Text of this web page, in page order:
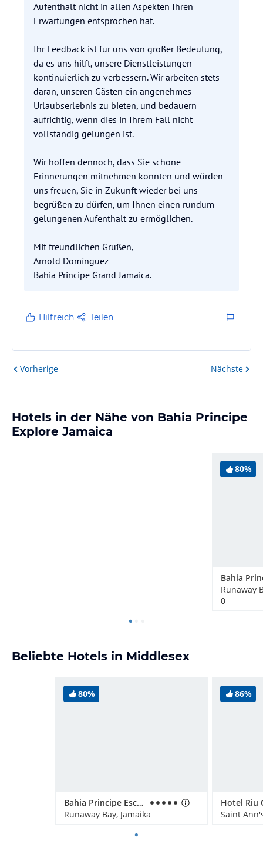
Aufenthalt nicht in allen Aspekten Ihren
Erwartungen entsprochen hat.
Ihr Feedback ist für uns von großer Bedeutung,
da es uns hilft, unsere Dienstleistungen
kontinuierlich zu verbessern. Wir arbeiten stets
daran, unseren Gästen ein angenehmes
Urlaubserlebnis zu bieten, und bedauern
aufrichtig, wenn dies in Ihrem Fall nicht
vollständig gelungen ist.
Wir hoffen dennoch, dass Sie schöne
Erinnerungen mitnehmen konnten und würden
uns freuen, Sie in Zukunft wieder bei uns
begrüßen zu dürfen, um Ihnen einen rundum
gelungenen Aufenthalt zu ermöglichen.
Mit freundlichen Grüßen,
Arnold Domínguez
Bahia Principe Grand Jamaica.
Hilfreich Teilen
Vorherige Nächste
Hotels in der Nähe von Bahia Principe
Explore Jamaica
80%
Runaway
0
Beliebte Hotels in Middlesex
80%
Bahia Principe Escape Runaway Bay - Adults only
Runaway Bay, Jamaika
86%
Hotel Riu
Saint